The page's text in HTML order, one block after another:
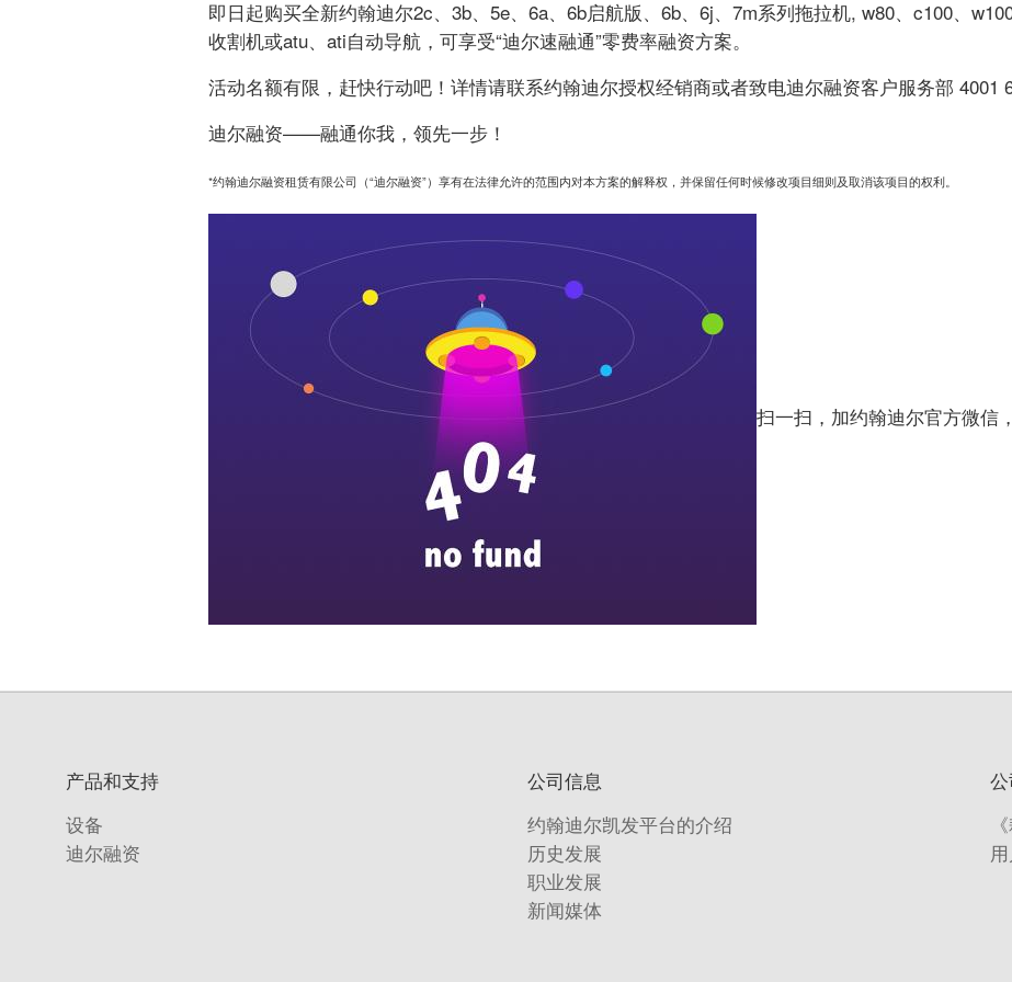
即日起购买全新约翰迪尔2c、3b、5e、6a、6b启航版、6b、6j、7m系列拖拉机, w80、c100、
收割机或atu、ati自动导航，可享受“迪尔速融通”零费率融资方案。
活动名额有限，赶快行动吧！详情请联系约翰迪尔授权经销商或者致电迪尔融资客户服务部 4001
迪尔融资——融通你我，领先一步！
*约翰迪尔融资租赁有限公司（“迪尔融资”）享有在法律允许的范围内对本方案的解释权，并保留任何时候修改项目细则及取消该项目的权利。
扫一扫，加约翰迪尔官方微信
产品和支持
设备
迪尔融资
公司信息
约翰迪尔凯发平台的介绍
历史发展
职业发展
新闻媒体